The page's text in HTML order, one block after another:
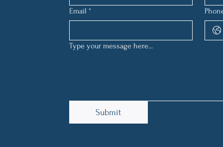
Email *
Type your message here...
Submit